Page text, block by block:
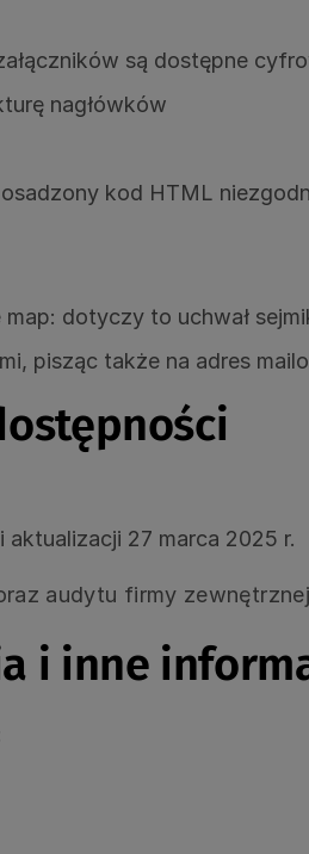
są dostępne
nagłówków
kod HTML
dotyczy to uchwał
pisząc także na adres
aktualizacji 27 marca 2025 r.
audytu firmy
i inne